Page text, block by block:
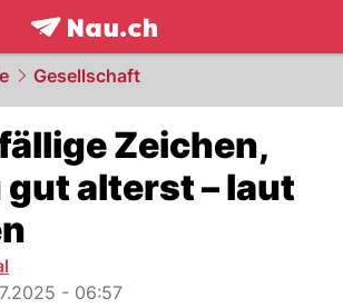
frontpage.NAU.ch
Gesellschaft
Zeichen,
gut alterst – laut
- 06:57